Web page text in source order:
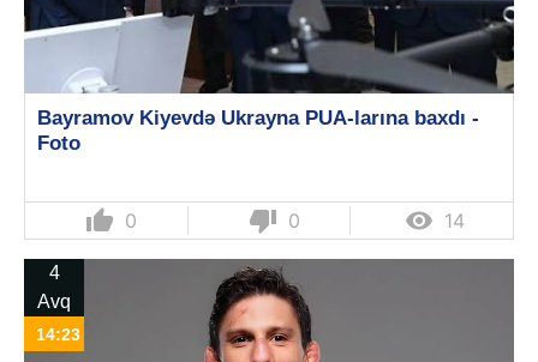
Bayramov Kiyevdə Ukrayna PUA-larına baxdı -
Foto
thumb_up 0 thumb_down 0  14
4
Avq
14:23